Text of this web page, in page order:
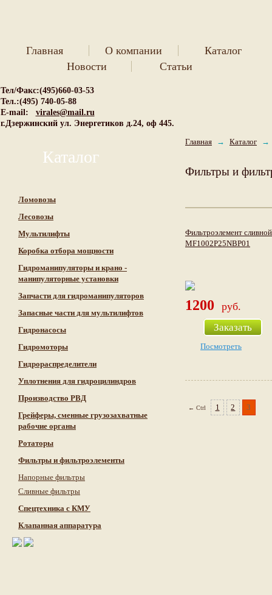
Новости Статьи
Главная О компании Каталог
Тел/Факс:(495)660-03-53
Тел.:(495) 740-05-88
E-mail:
virales@mail.ru
г.Дзержинский ул. Энергетиков д.24, оф 445.
Главная
→ Каталог →
Каталог
Ломовозы
Лесовозы
Мультилифты
Коробка отбора мощности
Гидроманипуляторы и крано -
манипуляторные установки
Запчасти для гидроманипуляторов
Запасные части для мультилифтов
Гидронасосы
Гидромоторы
Гидрораспределители
Уплотнения для гидроцилиндров
Производство РВД
Грейферы, сменные грузозахватные
рабочие органы
Ротаторы
Фильтры и фильтроэлементы
Напорные фильтры
Сливные фильтры
Cпецтехника с КМУ
Клапанная аппаратура
Фильтры и
Фильтроэлемент сливной
MF1002P25NBP01
1200 руб.
Заказать
Посмотреть
← Ctrl 1 2 3